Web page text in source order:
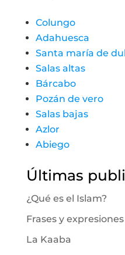
Colungo
Adahuesca
Santa maría de
Salas altas
Bárcabo
Pozán de vero
Salas bajas
Azlor
Abiego
Últimas
¿Qué es el Islam?
Frases y
La Kaaba